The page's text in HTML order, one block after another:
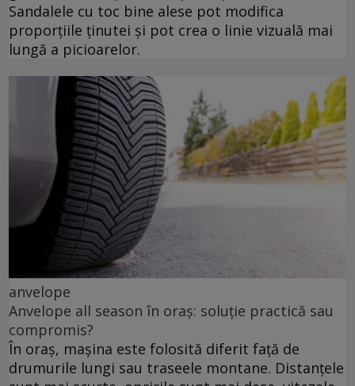
Sandalele cu toc bine alese pot modifica
proporțiile ținutei și pot crea o linie vizuală mai
lungă a picioarelor.
anvelope
Anvelope all season în oraș: soluție practică sau
compromis?
În oraș, mașina este folosită diferit față de
drumurile lungi sau traseele montane. Distanțele